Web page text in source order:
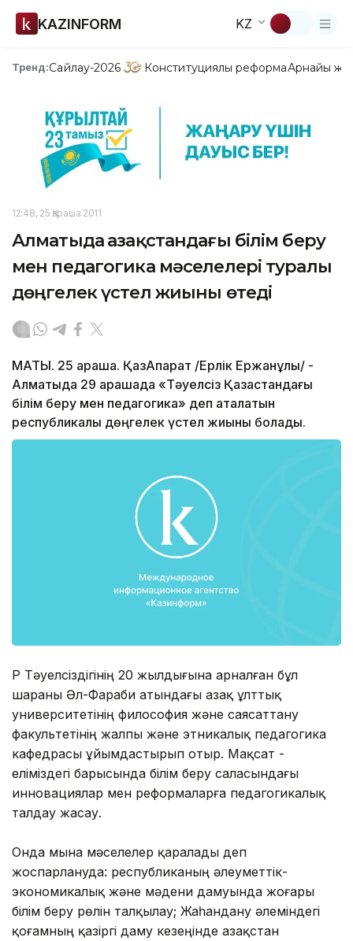
KAZINFORM KZ
Тренд:Сайлау-2026 Конституциялық реформаАрнайы
12:48, 25 Қараша 2011
Алматыда Қазақстандағы білім беру
мен педагогика мәселелері туралы
дөңгелек үстел жиыны өтеді
МАТЫ. 25 қараша. ҚазАқпарат /Ерлік Ержанұлы/ -
Алматыда 29 қарашада «Тәуелсіз Қазақстандағы
білім беру мен педагогика» деп аталатын
республикалық дөңгелек үстел жиыны болады.
ҚР Тәуелсіздігінің 20 жылдығына арналған бұл
шараны Әл-Фараби атындағы Қазақ ұлттық
университетінің философия және саясаттану
факультетінің жалпы және этникалық педагогика
кафедрасы ұйымдастырып отыр. Мақсат -
еліміздегі барысында білім беру саласындағы
инновациялар мен реформаларға педагогикалық
талдау жасау.
Онда мына мәселелер қаралады деп
жоспарлануда: республиканың әлеуметтік-
экономикалық және мәдени дамуында жоғары
білім беру рөлін талқылау; Жаһандану әлеміндегі
қоғамның қазіргі даму кезеңінде Қазақстан